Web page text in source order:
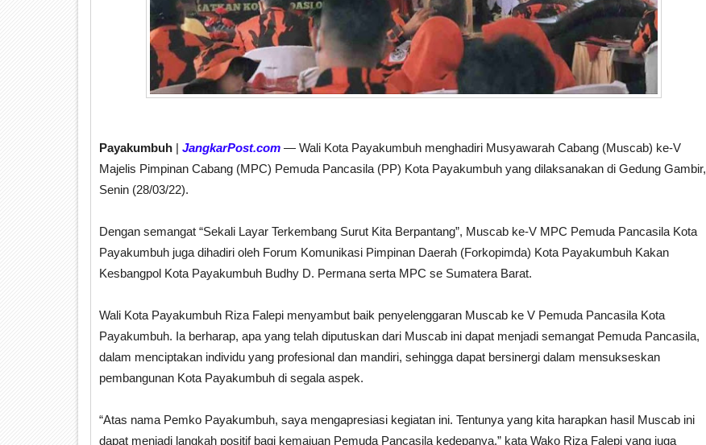
Payakumbuh | JangkarPost.com — Wali Kota Payakumbuh menghadiri Musyawarah Cabang (Muscab) ke-V
Majelis Pimpinan Cabang (MPC) Pemuda Pancasila (PP) Kota Payakumbuh yang dilaksanakan di Gedung Gambir,
Senin (28/03/22).
Dengan semangat “Sekali Layar Terkembang Surut Kita Berpantang”, Muscab ke-V MPC Pemuda Pancasila Kota
Payakumbuh juga dihadiri oleh Forum Komunikasi Pimpinan Daerah (Forkopimda) Kota Payakumbuh Kakan
Kesbangpol Kota Payakumbuh Budhy D. Permana serta MPC se Sumatera Barat.
Wali Kota Payakumbuh Riza Falepi menyambut baik penyelenggaran Muscab ke V Pemuda Pancasila Kota
Payakumbuh. Ia berharap, apa yang telah diputuskan dari Muscab ini dapat menjadi semangat Pemuda Pancasila,
dalam menciptakan individu yang profesional dan mandiri, sehingga dapat bersinergi dalam mensukseskan
pembangunan Kota Payakumbuh di segala aspek.
“Atas nama Pemko Payakumbuh, saya mengapresiasi kegiatan ini. Tentunya yang kita harapkan hasil Muscab ini
dapat menjadi langkah positif bagi kemajuan Pemuda Pancasila kedepanya,” kata Wako Riza Falepi yang juga